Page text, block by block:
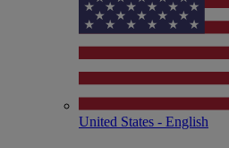
United States - English